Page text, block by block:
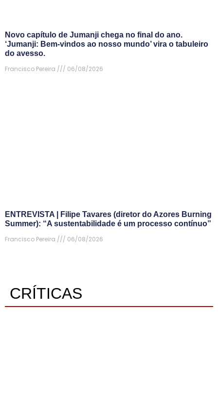
Novo capítulo de Jumanji chega no final do ano.
‘Jumanji: Bem-vindos ao nosso mundo’ vira o tabuleiro
do avesso.
Francisco Pereira
06/08/2026
ENTREVISTA | Filipe Tavares (diretor do Azores Burning
Summer): “A sustentabilidade é um processo contínuo”
Francisco Pereira
06/08/2026
CRÍTICAS